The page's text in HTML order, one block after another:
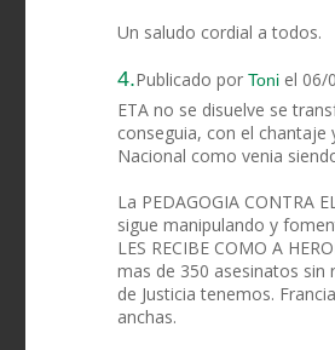
Un saludo cordial a todos.
4.Publicado por Toni el 06/
ETA no se disuelve se
conseguia, con el chantaje
Nacional como venia
La PEDAGOGIA CONTRA
sigue manipulando y
LES RECIBE COMO A
mas de 350 asesinatos sin
de Justicia tenemos.
anchas.